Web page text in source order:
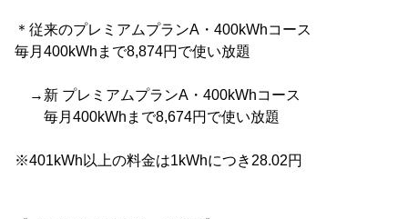
＊従来のプレミアムプランA・400kWhコース
毎月400kWhまで8,874円で使い放題
→新 プレミアムプランA・400kWhコース
毎月400kWhまで8,674円で使い放題
※401kWh以上の料金は1kWhにつき28.02円